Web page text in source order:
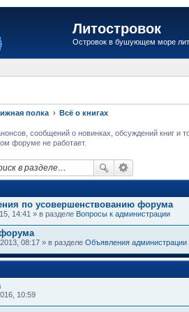
Литостровок
Островок в бушующем море
полка Всё о книгах
сообщений о новинках, обсуждений книг и
форуме не работает.
по усовершенствованию форума
14:41 » в разделе Вопросы к администрации
08:17 » в разделе Объявления администрации
10:59